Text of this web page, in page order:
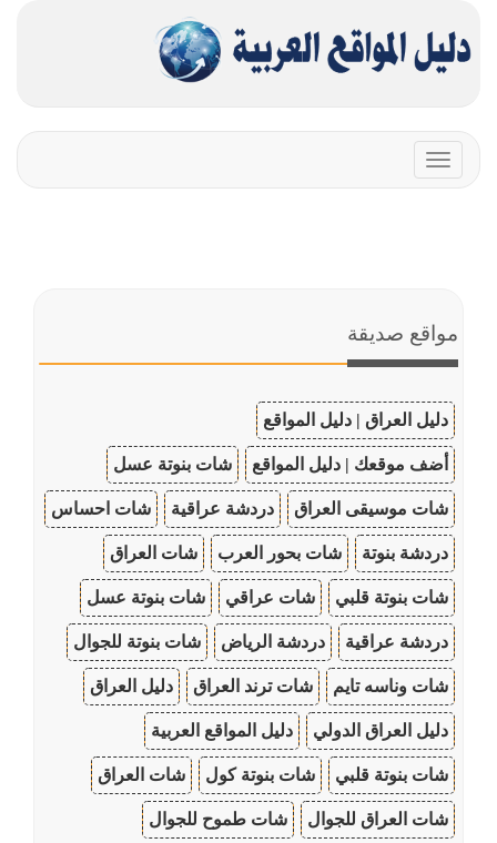
Toggle
navigation
مواقع صديقة
دليل العراق | دليل المواقع
أضف موقعك | دليل المواقع شات بنوتة عسل
شات موسيقى العراق دردشة عراقية شات احساس
دردشة بنوتة شات بحور العرب شات العراق
شات بنوتة قلبي شات عراقي شات بنوتة عسل
دردشة عراقية دردشة الرياض شات بنوتة للجوال
شات وناسه تايم شات ترند العراق دليل العراق
دليل العراق الدولي دليل المواقع العربية
شات بنوتة قلبي شات بنوتة كول شات العراق
شات العراق للجوال شات طموح للجوال